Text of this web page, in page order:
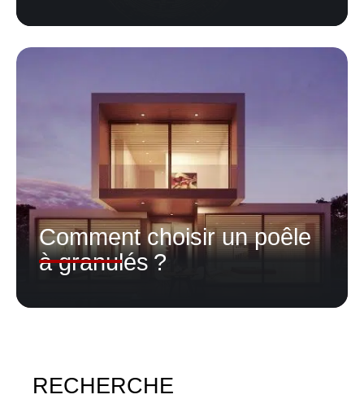
Comment choisir un poêle
à granulés ?
RECHERCHE